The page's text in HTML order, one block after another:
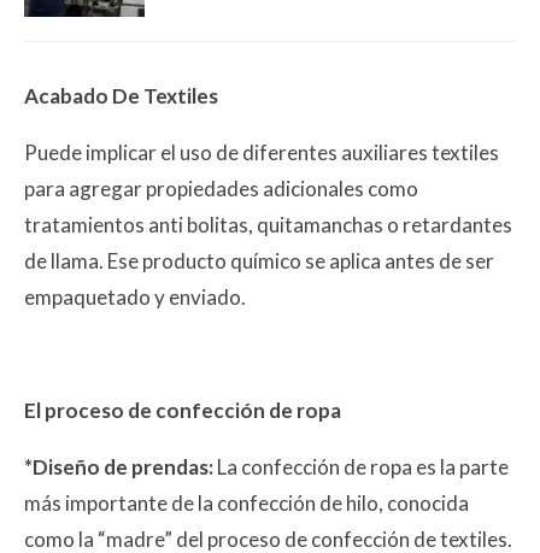
Acabado De Textiles
Puede implicar el uso de diferentes auxiliares textiles
para agregar propiedades adicionales como
tratamientos anti bolitas, quitamanchas o retardantes
de llama. Ese producto químico se aplica antes de ser
empaquetado y enviado.
El proceso de confección de ropa
*Diseño de prendas:La confección de ropa es la parte
más importante de la confección de hilo, conocida
como la “madre” del proceso de confección de textiles.